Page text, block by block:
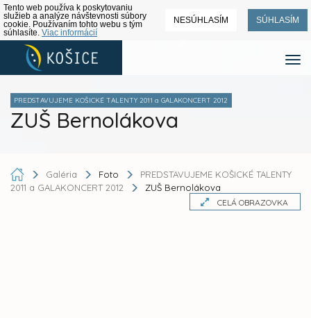
Tento web používa k poskytovaniu
služieb a analýze návštevnosti súbory
cookie. Používaním tohto webu s tým
súhlasíte. Viac informácií
NESÚHLASÍM SÚHLASÍM
PREDSTAVUJEME KOŠICKÉ TALENTY 2011 a GALAKONCERT 2012
ZUŠ Bernolákova
Galéria Foto
PREDSTAVUJEME KOŠICKÉ TALENTY
2011 a GALAKONCERT 2012
ZUŠ Bernolákova
CELÁ OBRAZOVKA